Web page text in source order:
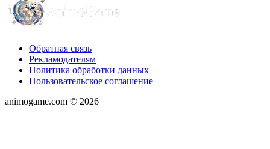
Обратная связь
Рекламодателям
Политика обработки данных
Пользовательское соглашение
animogame.com © 2026